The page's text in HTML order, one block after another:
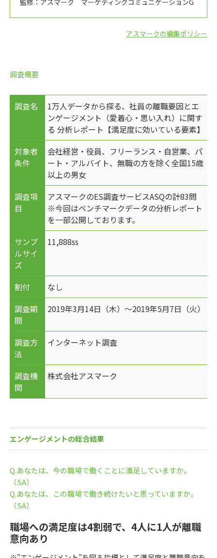
アスマークの編集ポリシー
調査概要
調査名
1万人データから探る、社員の離職要因とエ
ンゲージメント（愛着心・思い入れ）に関す
る 分析レポート【満足度に効いている要素】
対象者
条件
会社経営・役員、フリーランス・自営業、パ
ート・アルバイト、無職の方を除く全国15歳
以上の男女
調査項
目
アスマークのES調査サービスASQの計83問
※今回はベンチマークデータの分析レポート
を一部公開しております。
サンプ
ルサイ
ズ
11,888ss
割付
なし
調査期
間
2019年3月14日（木）～2019年5月7日（火）
調査方
法
インターネット調査
調査機
関
株式会社アスマーク
エンゲージメントの総合結果
Q.あなたは、今の職場で働くことに満足していますか。
（SA）
Q.あなたは、この職場で働き続けたいと思っていますか。
（SA）
職場への満足度は4割弱で、4人に1人が離職
意向あり